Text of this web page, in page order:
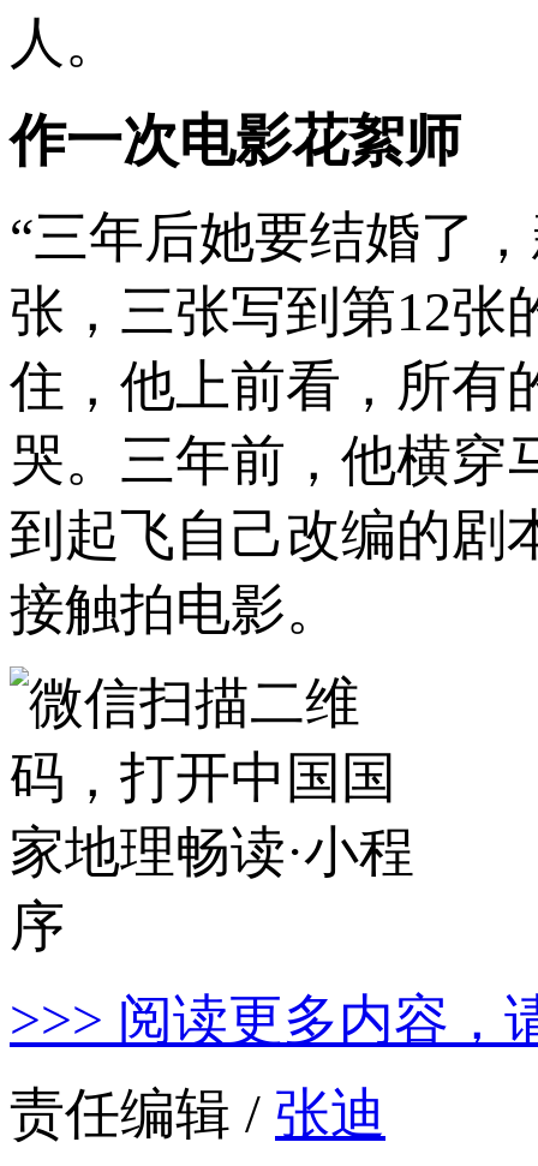
人。
作一次电影花絮师
“三年后她要结婚了
张，三张写到第12张
住，他上前看，所有
哭。三年前，他横穿
到起飞自己改编的剧
接触拍电影。
>>> 阅读更多内容，
责任编辑 / 张迪